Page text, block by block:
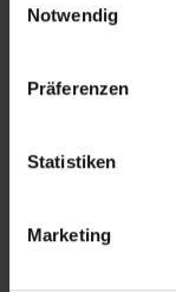
gegeben ist, und
effektiv
diese
zusammen, die
haben.
Notwendig
Präferenzen
Statistiken
Marketing